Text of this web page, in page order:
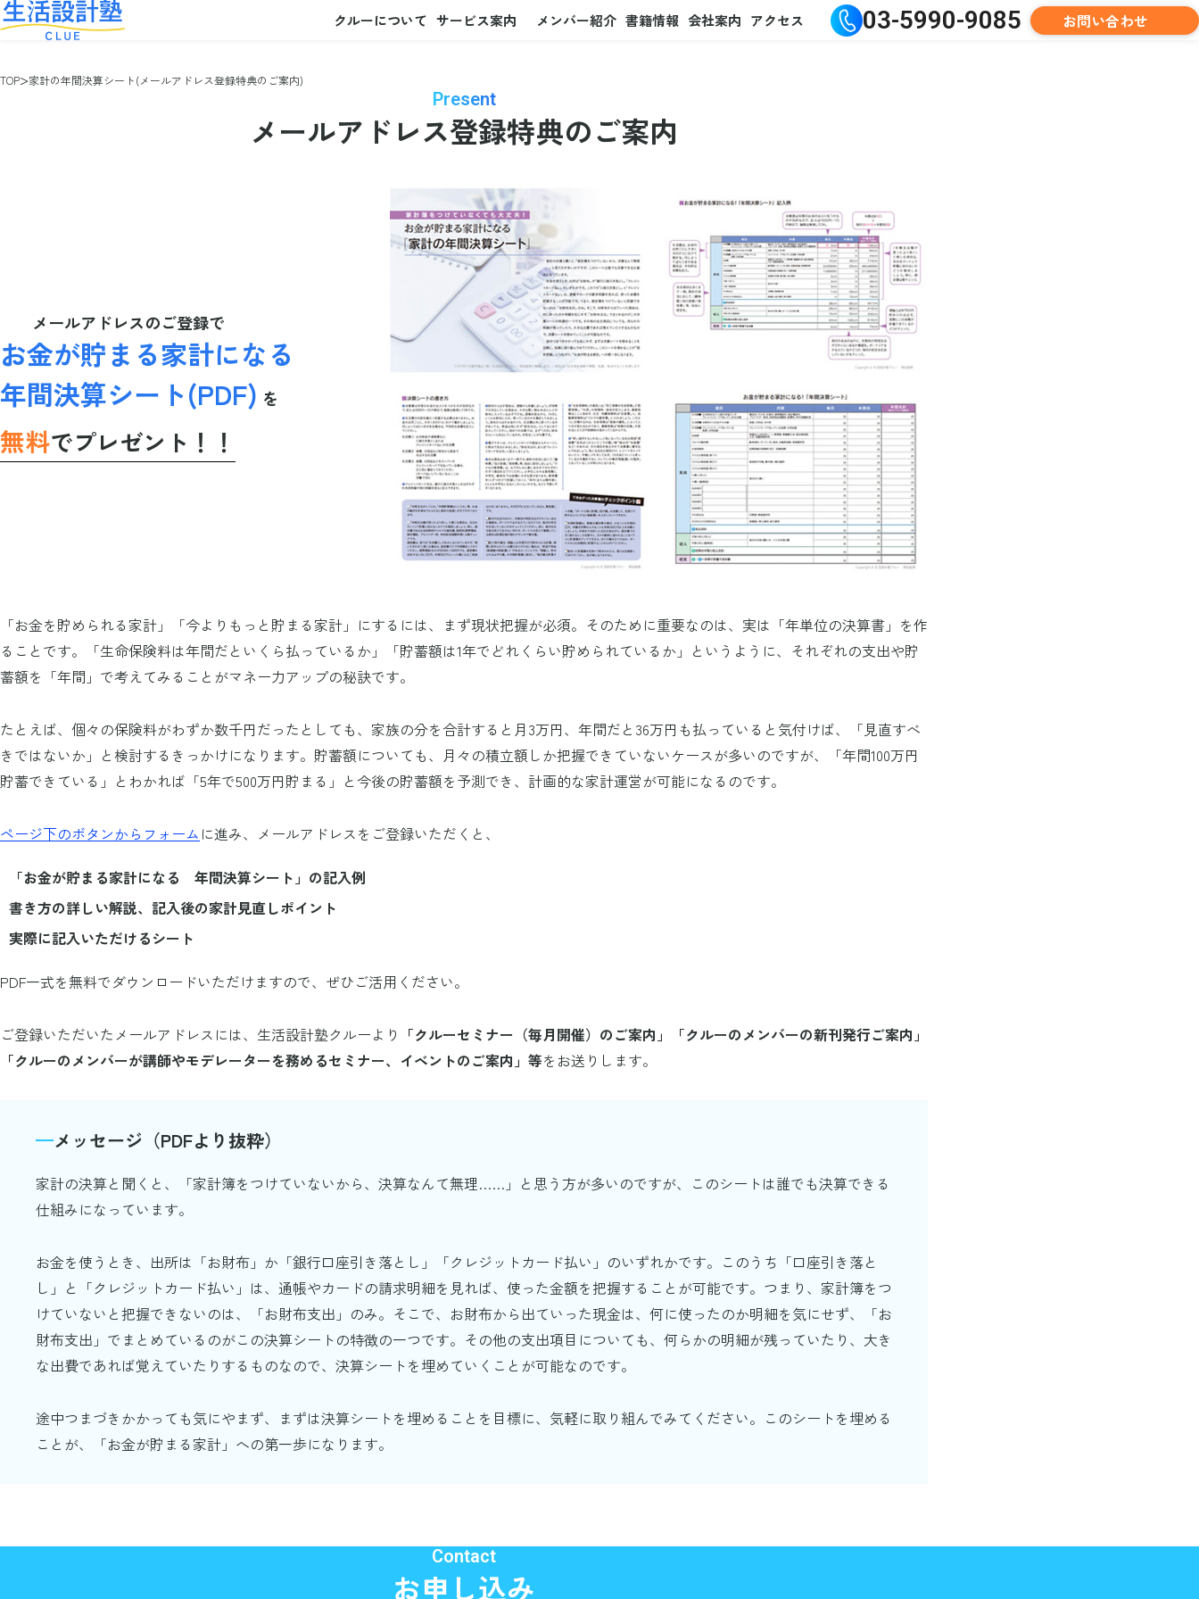
クルーについて サービス案内 メンバー紹介 書籍情報 会社案内 アクセス 03-5990-9085 お問い合わせ
TOP 家計の年間決算シート(メールアドレス登録特典のご案内)
Present
メールアドレス登録特典のご案内
メールアドレスのご登録で
お金が貯まる家計になる
年間決算シート(PDF) を
無料でプレゼント！！
「お金を貯められる家計」「今よりもっと貯まる家計」にするには、まず現状把握が必須。そのために重要なのは、実は「年単位の決算書」を作
ることです。「生命保険料は年間だといくら払っているか」「貯蓄額は1年でどれくらい貯められているか」というように、それぞれの支出や貯
蓄額を「年間」で考えてみることがマネー力アップの秘訣です。
たとえば、個々の保険料がわずか数千円だったとしても、家族の分を合計すると月3万円、年間だと36万円も払っていると気付けば、「見直すべ
きではないか」と検討するきっかけになります。貯蓄額についても、月々の積立額しか把握できていないケースが多いのですが、「年間100万円
貯蓄できている」とわかれば「5年で500万円貯まる」と今後の貯蓄額を予測でき、計画的な家計運営が可能になるのです。
ページ下のボタンからフォーム に進み、メールアドレスをご登録いただくと、
「お金が貯まる家計になる 年間決算シート」の記入例
書き方の詳しい解説、記入後の家計見直しポイント
実際に記入いただけるシート
PDF一式を無料でダウンロードいただけますので、ぜひご活用ください。
ご登録いただいたメールアドレスには、生活設計塾クルーより 「クルーセミナー（毎月開催）のご案内」「クルーのメンバーの新刊発行ご案内」
「クルーのメンバーが講師やモデレーターを務めるセミナー、イベントのご案内」等をお送りします。
メッセージ（PDFより抜粋）
家計の決算と聞くと、「家計簿をつけていないから、決算なんて無理……」と思う方が多いのですが、このシートは誰でも決算できる
仕組みになっています。
お金を使うとき、出所は「お財布」か「銀行口座引き落とし」「クレジットカード払い」のいずれかです。このうち「口座引き落と
し」と「クレジットカード払い」は、通帳やカードの請求明細を見れば、使った金額を把握することが可能です。つまり、家計簿をつ
けていないと把握できないのは、「お財布支出」のみ。そこで、お財布から出ていった現金は、何に使ったのか明細を気にせず、「お
財布支出」でまとめているのがこの決算シートの特徴の一つです。その他の支出項目についても、何らかの明細が残っていたり、大き
な出費であれば覚えていたりするものなので、決算シートを埋めていくことが可能なのです。
途中つまづきかかっても気にやまず、まずは決算シートを埋めることを目標に、気軽に取り組んでみてください。このシートを埋める
ことが、「お金が貯まる家計」への第一歩になります。
Contact
お申し込み